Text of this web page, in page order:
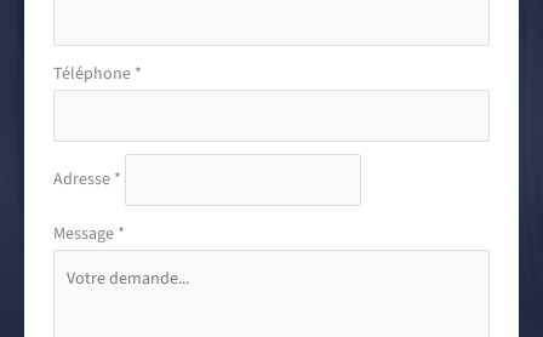
Téléphone *
Adresse *
Message *